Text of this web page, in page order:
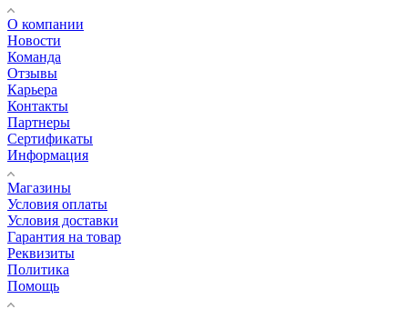
О компании
Новости
Команда
Отзывы
Карьера
Контакты
Партнеры
Сертификаты
Информация
Магазины
Условия оплаты
Условия доставки
Гарантия на товар
Реквизиты
Политика
Помощь